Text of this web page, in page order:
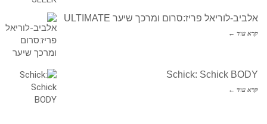
אלביב-לוריאל פריז:סרום ומרכך שיער ULTIMATE
קרא עוד ←
Schick: Schick BODY
קרא עוד ←